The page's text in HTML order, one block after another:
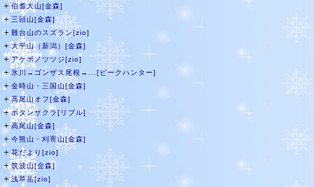
＋伯耆大山[金森]
＋ 三頭山[金森]
＋ 難台山のスズラン[zio]
＋大平山（新潟）[金森]
＋アケボノツツジ[zio]
＋ 氷川→ゴンザス尾根→...[ピークハンター]
＋ 金時山・三国山[金森]
＋高尾山オフ[金森]
＋ボタンザクラ[リブル]
＋高尾山[金森]
＋ 今熊山・刈寄山[金森]
＋花だより[zio]
＋筑波山[金森]
＋浅草岳[zio]